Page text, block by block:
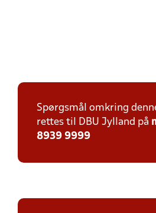
Spørgsmål omkring
rettes til DBU Jylland på
8939 9999